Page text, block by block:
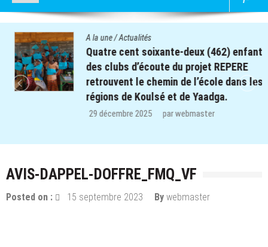
A la une/Actualités
Quatre cent soixante-deux (462) enfants
des clubs d’écoute du projet REPERE
retrouvent le chemin de l’école dans les
régions de Koulsé et de Yaadga.
29 décembre 2025 parwebmaster
AVIS-DAPPEL-DOFFRE_FMQ_VF
Posted on : 15 septembre 2023 By webmaster